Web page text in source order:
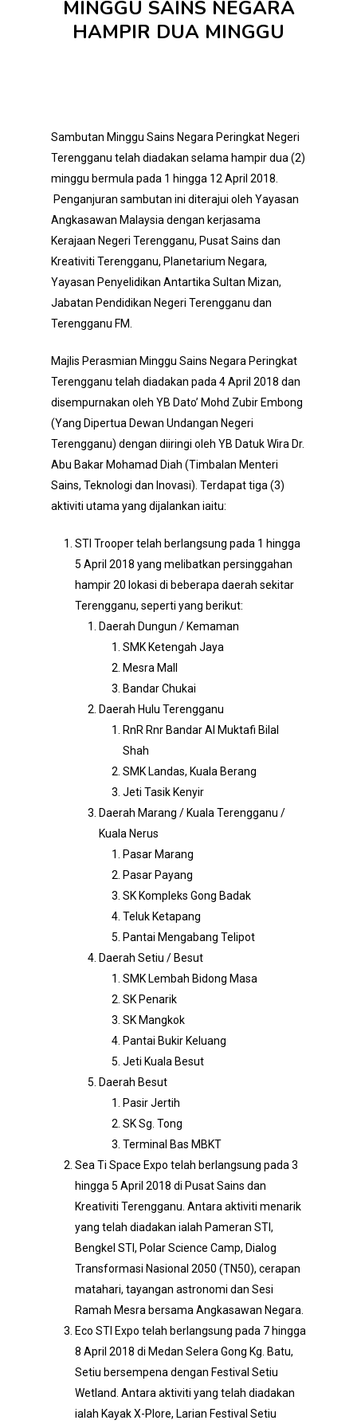
MINGGU SAINS NEGARA
HAMPIR DUA MINGGU
Sambutan Minggu Sains Negara Peringkat Negeri
Terengganu telah diadakan selama hampir dua (2)
minggu bermula pada 1 hingga 12 April 2018.
Penganjuran sambutan ini diterajui oleh Yayasan
Angkasawan Malaysia dengan kerjasama
Kerajaan Negeri Terengganu, Pusat Sains dan
Kreativiti Terengganu, Planetarium Negara,
Yayasan Penyelidikan Antartika Sultan Mizan,
Jabatan Pendidikan Negeri Terengganu dan
Terengganu FM.
Majlis Perasmian Minggu Sains Negara Peringkat
Terengganu telah diadakan pada 4 April 2018 dan
disempurnakan oleh YB Dato’ Mohd Zubir Embong
(Yang Dipertua Dewan Undangan Negeri
Terengganu) dengan diiringi oleh YB Datuk Wira Dr.
Abu Bakar Mohamad Diah (Timbalan Menteri
Sains, Teknologi dan Inovasi). Terdapat tiga (3)
aktiviti utama yang dijalankan iaitu:
STI Trooper telah berlangsung pada 1 hingga
5 April 2018 yang melibatkan persinggahan
hampir 20 lokasi di beberapa daerah sekitar
Terengganu, seperti yang berikut:
Daerah Dungun / Kemaman
SMK Ketengah Jaya
Mesra Mall
Bandar Chukai
Daerah Hulu Terengganu
RnR Rnr Bandar Al Muktafi Bilal
Shah
SMK Landas, Kuala Berang
Jeti Tasik Kenyir
Daerah Marang / Kuala Terengganu /
Kuala Nerus
Pasar Marang
Pasar Payang
SK Kompleks Gong Badak
Teluk Ketapang
Pantai Mengabang Telipot
Daerah Setiu / Besut
SMK Lembah Bidong Masa
SK Penarik
SK Mangkok
Pantai Bukir Keluang
Jeti Kuala Besut
Daerah Besut
Pasir Jertih
SK Sg. Tong
Terminal Bas MBKT
Sea Ti Space Expo telah berlangsung pada 3
hingga 5 April 2018 di Pusat Sains dan
Kreativiti Terengganu. Antara aktiviti menarik
yang telah diadakan ialah Pameran STI,
Bengkel STI, Polar Science Camp, Dialog
Transformasi Nasional 2050 (TN50), cerapan
matahari, tayangan astronomi dan Sesi
Ramah Mesra bersama Angkasawan Negara.
Eco STI Expo telah berlangsung pada 7 hingga
8 April 2018 di Medan Selera Gong Kg. Batu,
Setiu bersempena dengan Festival Setiu
Wetland. Antara aktiviti yang telah diadakan
ialah Kayak X-Plore, Larian Festival Setiu